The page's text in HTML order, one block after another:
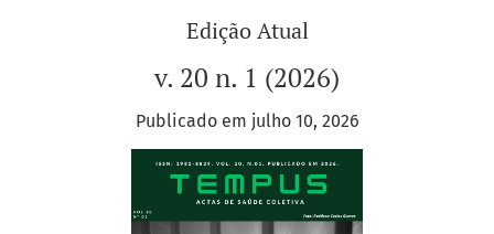
Edição Atual
v. 20 n. 1 (2026)
Publicado em julho 10, 2026